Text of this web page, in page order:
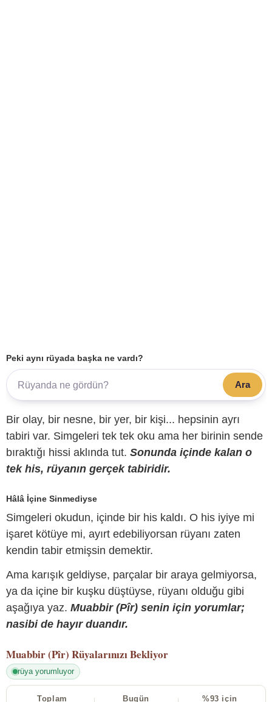
Peki aynı rüyada başka ne vardı?
Ara
Bir olay, bir nesne, bir yer, bir kişi... hepsinin ayrı
tabiri var. Simgeleri tek tek oku ama her birinin sende
bıraktığı hissi aklında tut. Sonunda içinde kalan o
tek his, rüyanın gerçek tabiridir.
Hâlâ İçine Sinmediyse
Simgeleri okudun, içinde bir his kaldı. O his iyiye mi
işaret kötüye mi, ayırt edebiliyorsan rüyanı zaten
kendin tabir etmişsin demektir.
Ama karışık geldiyse, parçalar bir araya gelmiyorsa,
ya da içine bir kuşku düştüyse, rüyanı olduğu gibi
aşağıya yaz. Muabbir (Pîr) senin için yorumlar;
nasibi de hayır duandır.
Muabbir (Pîr) Rüyalarınızı Bekliyor
rüya yorumluyor
Toplam Bugün %93 için